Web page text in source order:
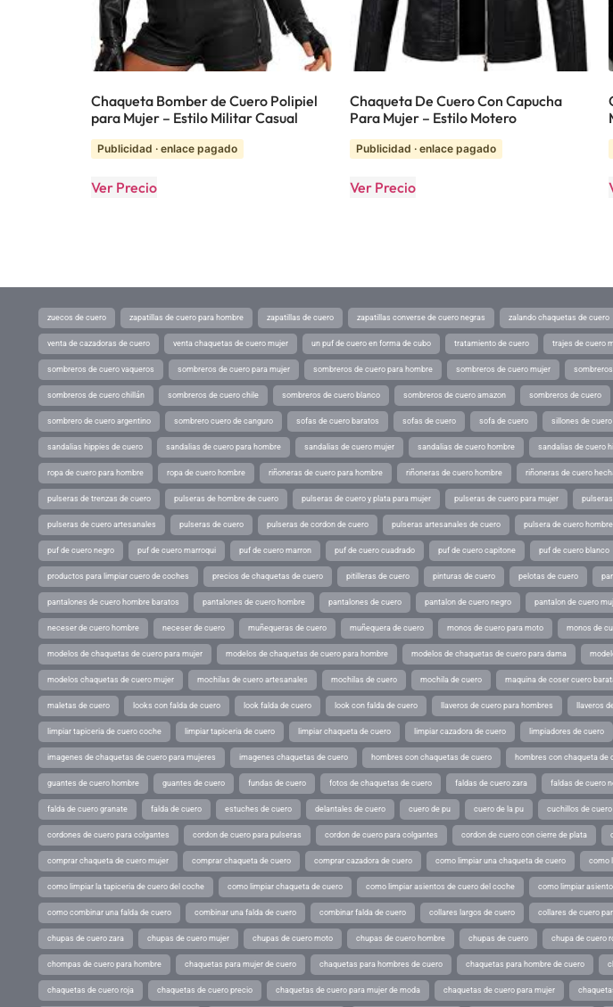
Chaqueta Bomber de Cuero Polipiel
para Mujer – Estilo Militar Casual
Publicidad · enlace pagado
Ver Precio
Chaqueta De Cuero Con Capucha
Para Mujer – Estilo Motero
Publicidad · enlace pagado
Ver Precio
zuecos de cuero zapatillas de cuero para hombre zapatillas de cuero zapatillas converse de cuero negras zalando chaquetas de cuero
venta de cazadoras de cuero venta chaquetas de cuero mujer un puf de cuero en forma de cubo tratamiento de cuero trajes de cuero
sombreros de cuero vaqueros sombreros de cuero para mujer sombreros de cuero para hombre sombreros de cuero mujer
sombreros de cuero chillán sombreros de cuero chile sombreros de cuero blanco sombreros de cuero amazon sombreros de cuero
sombrero de cuero argentino sombrero cuero de canguro sofas de cuero baratos sofas de cuero sofa de cuero sillones de cuero
sandalias hippies de cuero sandalias de cuero para hombre sandalias de cuero mujer sandalias de cuero hombre sandalias de cuero
ropa de cuero para hombre ropa de cuero hombre riñoneras de cuero para hombre riñoneras de cuero hombre riñoneras de cuero
pulseras de trenzas de cuero pulseras de hombre de cuero pulseras de cuero y plata para mujer pulseras de cuero para mujer
pulseras de cuero artesanales pulseras de cuero pulseras de cordon de cuero pulseras artesanales de cuero pulsera de cuero hombre
puf de cuero negro puf de cuero marroqui puf de cuero marron puf de cuero cuadrado puf de cuero capitone puf de cuero blanco
productos para limpiar cuero de coches precios de chaquetas de cuero pitilleras de cuero pinturas de cuero pelotas de cuero
pantalones de cuero hombre baratos pantalones de cuero hombre pantalones de cuero pantalon de cuero negro pantalon de cuero
neceser de cuero hombre neceser de cuero muñequeras de cuero muñequera de cuero monos de cuero para moto monos de
modelos de chaquetas de cuero para mujer modelos de chaquetas de cuero para hombre modelos de chaquetas de cuero para dama
modelos chaquetas de cuero mujer mochilas de cuero artesanales mochilas de cuero mochila de cuero maquina de coser cuero
maletas de cuero looks con falda de cuero look falda de cuero look con falda de cuero llaveros de cuero para hombres llaveros
limpiar tapiceria de cuero coche limpiar tapiceria de cuero limpiar chaqueta de cuero limpiar cazadora de cuero limpiadores de cuero
imagenes de chaquetas de cuero para mujeres imagenes chaquetas de cuero hombres con chaquetas de cuero hombres con chaqueta de
guantes de cuero hombre guantes de cuero fundas de cuero fotos de chaquetas de cuero faldas de cuero zara faldas de cuero
falda de cuero granate falda de cuero estuches de cuero delantales de cuero cuero de pu cuero de la pu cuchillos de cuero
cordones de cuero para colgantes cordon de cuero para pulseras cordon de cuero para colgantes cordon de cuero con cierre de plata
comprar chaqueta de cuero mujer comprar chaqueta de cuero comprar cazadora de cuero como limpiar una chaqueta de cuero como
como limpiar la tapiceria de cuero del coche como limpiar chaqueta de cuero como limpiar asientos de cuero del coche como limpiar
como combinar una falda de cuero combinar una falda de cuero combinar falda de cuero collares largos de cuero collares de cuero
chupas de cuero zara chupas de cuero mujer chupas de cuero moto chupas de cuero hombre chupas de cuero chupa de cuero
chompas de cuero para hombre chaquetas para mujer de cuero chaquetas para hombres de cuero chaquetas para hombre de cuero
chaquetas de cuero roja chaquetas de cuero precio chaquetas de cuero para mujer de moda chaquetas de cuero para mujer